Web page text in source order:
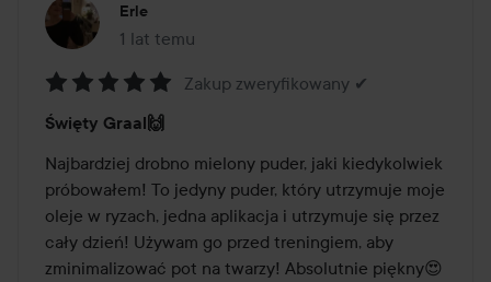
Erle
1 lat temu
Post został utworzony 1 lat temu
5
z
5
Zakup zweryfikowany ✔
Święty Graal🙌
Najbardziej drobno mielony puder, jaki kiedykolwiek
próbowałem! To jedyny puder, który utrzymuje moje
oleje w ryzach, jedna aplikacja i utrzymuje się przez
cały dzień! Używam go przed treningiem, aby
zminimalizować pot na twarzy! Absolutnie piękny😍